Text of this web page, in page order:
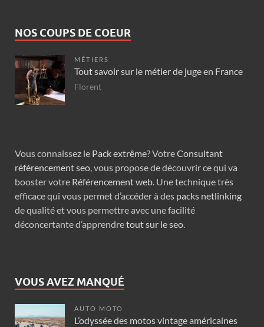
NOS COUPS DE COEUR
MÉTIERS
Tout savoir sur le métier de juge en France
Florent
Vous connaissez le Pack extrême? VotreConsultant
référencement seo, vous propose de découvrir ce qui va
booster votre Référencement web. Une technique très
efficace qui vous permet d’accéder à des packs netlinking
de qualité et vous permettre avec une facilité
déconcertante d’apprendretout sur le seo.
VOUS AVEZ MANQUÉ
AUTO MOTO
L’odyssée des motos vintage américaines